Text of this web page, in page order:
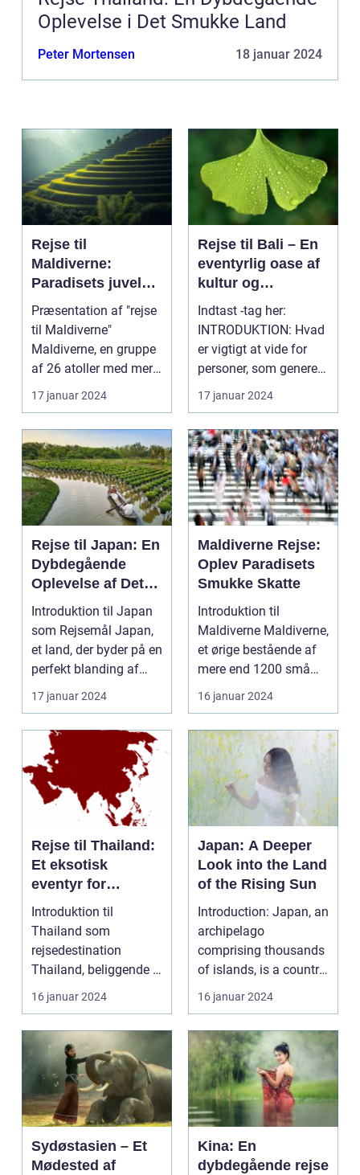
Oplevelse i Det Smukke Land
Peter Mortensen 18 januar 2024
Rejse til
Maldiverne:
Paradisets juveler
venter dig
Præsentation af "rejse
til Maldiverne"
Maldiverne, en gruppe
af 26 atoller med mere
end 1.000 øer, ...
17 januar 2024
Rejse til Bali – En
eventyrlig oase af
kultur og
naturskønhed
Indtast -tag her:
INTRODUKTION: Hvad
er vigtigt at vide for
personer, som generelt
er interessered...
17 januar 2024
Rejse til Japan: En
Dybdegående
Oplevelse af Det
Fascinerende Øst
Introduktion til Japan
som Rejsemål Japan,
et land, der byder på en
perfekt blanding af
moderne tek...
17 januar 2024
Maldiverne Rejse:
Oplev Paradisets
Smukke Skatte
Introduktion til
Maldiverne Maldiverne,
et ørige bestående af
mere end 1200 små
øer i Det Indiske O...
16 januar 2024
Rejse til Thailand:
Et eksotisk
eventyr for
rejsende og
eventyrlystne
Introduktion til
Thailand som
rejsedestination
Thailand, beliggende i
hjertet af Sydøstasien,
byder...
16 januar 2024
Japan: A Deeper
Look into the Land
of the Rising Sun
Introduction: Japan, an
archipelago
comprising thousands
of islands, is a country
deeply rooted in r...
16 januar 2024
Sydøstasien – Et
Mødested af
Kina: En
dybdegående rejse